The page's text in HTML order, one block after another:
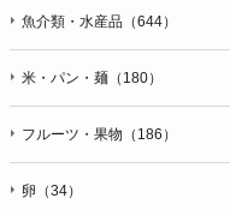
魚介類・水産品（644）
米・パン・麺（180）
フルーツ・果物（186）
卵（34）